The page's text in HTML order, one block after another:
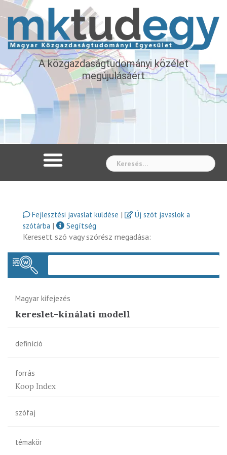
A közgazdaságtudományi közélet
megújulásáért
Fejlesztési javaslat küldése |
Új szót javaslok a
szótárba |
Segítség
Keresett szó vagy szórész megadása:
Magyar kifejezés
kereslet-kínálati modell
definíció
forrás
Koop Index
szófaj
témakör